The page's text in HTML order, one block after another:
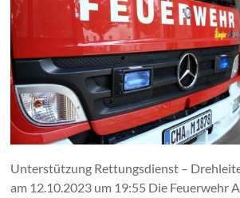
Unterstützung Rettungsdienst –
am 12.10.2023 um 19:55 Die Feuerwehr